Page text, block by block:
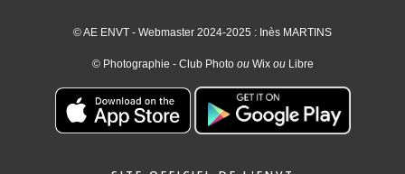
© AE ENVT - Webmaster 2024-2025 : Inès MARTINS
© Photographie - Club Photo ouWix ou Libre